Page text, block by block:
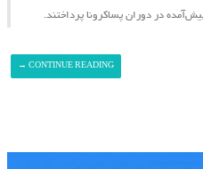
در دوران پساکرونا پرداختند.
CONTINUE READING
→